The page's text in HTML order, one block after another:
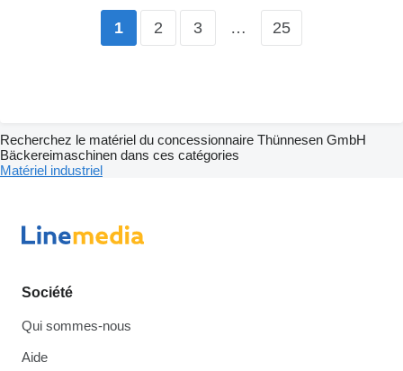
1 2 3 … 25
Recherchez le matériel du concessionnaire Thünnesen GmbH
Bäckereimaschinen dans ces catégories
Matériel industriel
Société
Qui sommes-nous
Aide